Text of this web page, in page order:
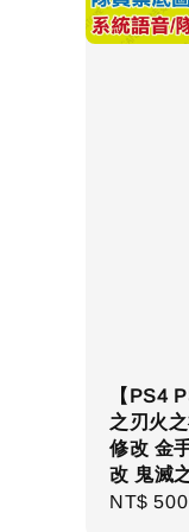
【PS4
之刃火
修改 金
改 鬼滅
Regular
NT$ 500